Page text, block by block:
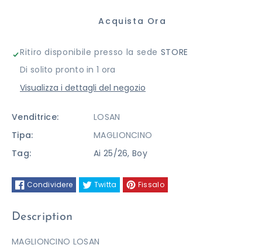
LOSAN
per
LOSAN
Acquista Ora
Ritiro disponibile presso la sede STORE
Di solito pronto in 1 ora
Visualizza i dettagli del negozio
Venditrice:
LOSAN
Tipa:
MAGLIONCINO
Tag:
Ai 25/26,Boy
Condividere Twitta Fissalo
Description
MAGLIONCINO LOSAN